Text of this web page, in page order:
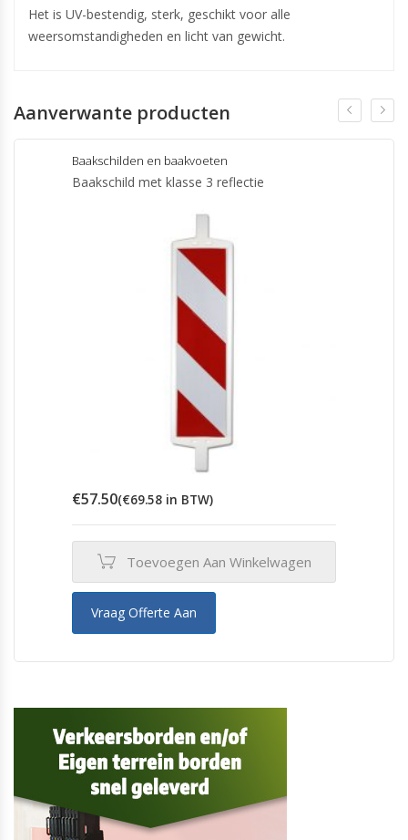
Het is UV-bestendig, sterk, geschikt voor alle
weersomstandigheden en licht van gewicht.
Aanverwante producten
Baakschilden en baakvoeten
Baakschild met klasse 3 reflectie
€57.50(€69.58 in BTW)
Toevoegen Aan Winkelwagen
Vraag Offerte Aan